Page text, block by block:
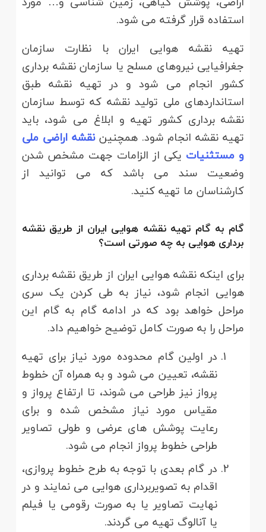
استفاده قرار گرفته می شود.
تهیه نقشه هوایی ایران با نظارت سازمان
جغرافیایی نیروهای مسلح یا سازمان نقشه برداری
کشور انجام می شود و در تهیه نقشه طبق
استانداردهای ملی تولید نقشه که توسط سازمان
نقشه برداری کشور تهیه و ابلاغ می شود، باید
تهیه نقشه انجام شود. همچنیننقشه اراضی ملی
و مستثنیات یکی از الزامات جهت مشخص شدن
وضعیت سند می باشد که می توانید از
کارشناسان ما تهیه کنید.
گام به گام تهیه نقشه هوایی ایران از طریق نقشه
برداری هوایی به چه صورتی است؟
برای اینکه نقشه هوایی ایران از طریق نقشه برداری
هوایی انجام شود، نیاز به طی کردن یک سری
مراحل خواهد بود که در ادامه گام به گام این
مراحل را به صورت کامل توضیح خواهیم داد.
در اولین گام محدوده مورد نیاز برای تهیه
نقشه، تعیین می شود و به همراه آن خطوط
پرواز نیز طراحی می شوند، تا ارتفاع پرواز و
مقیاس مورد نیاز مشخص شده و برای
رعایت پوشش های عرضی و طولی تصاویر
طراحی خطوط پرواز انجام می شود.
در گام بعدی با توجه به طرح خطوط پروازی،
اقدام به تصویربرداری هوایی می نمایند و در
نهایت تصاویر یا به صورت رقومی یا فیلم
یا آنالوگ تهیه می گردند.